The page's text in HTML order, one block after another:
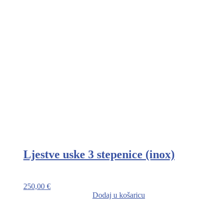
Ljestve uske 3 stepenice (inox)
250,00 €
Dodaj u košaricu